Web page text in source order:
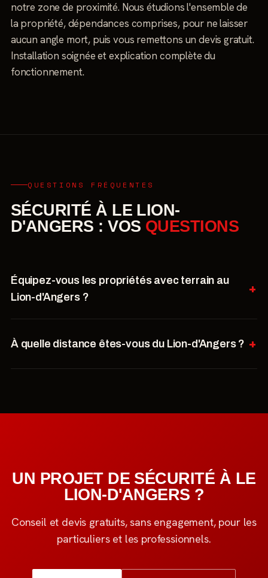
notre zone de proximité. Nous étudions l'ensemble de
la propriété, dépendances comprises, pour ne laisser
aucun angle mort, puis vous remettons un devis gratuit.
Installation soignée et explication complète du
fonctionnement.
QUESTIONS FRÉQUENTES
SÉCURITÉ À LE LION-
D'ANGERS : VOS QUESTIONS
Équipez-vous les propriétés avec terrain au
Lion-d'Angers ?
À quelle distance êtes-vous du Lion-d'Angers ?
UN PROJET DE SÉCURITÉ À LE
LION-D'ANGERS ?
Conseil et devis gratuits, sans engagement, pour les
particuliers et les professionnels.